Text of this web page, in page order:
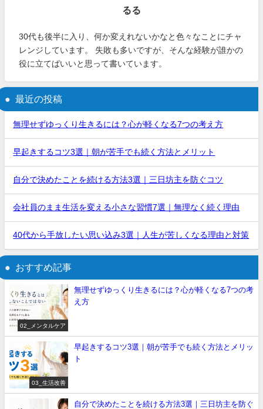
るる
30代も後半に入り、何か変えれないかなと色々なことにチャ
レンジしています。 失敗も多いですが、そんな経験が誰かの
役に立てばいいと思って書いています。
最近の投稿
無理せずゆっくり生きるには？心が軽くなる7つの考え方
早起きするコツ3選｜朝が苦手でも続く方法とメリット
自分で決めたことを続ける方法3選｜三日坊主を防ぐコツ
会社員のまま生活を変える小さな習慣7選｜無理なく続く理由
40代から手放したい思い込み3選｜人生が苦しくなる理由と対策
おすすめ記事
02_メンタルケア
無理せずゆっくり生きるには？心が軽くなる7つの考
え方
03_生活改善
早起きするコツ3選｜朝が苦手でも続く方法とメリッ
ト
自分で決めたことを続ける方法3選｜三日坊主を防ぐ